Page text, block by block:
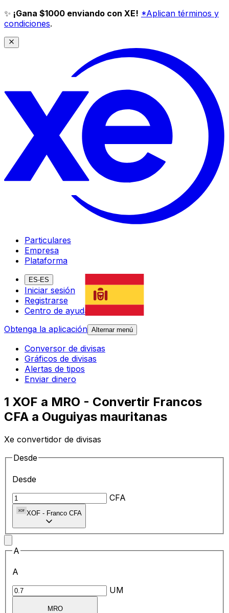
✨ ¡Gana $1000 enviando con XE! *Aplican términos y
condiciones.
Particulares
Empresa
Plataforma
ES-ES
Iniciar sesión
Registrarse
Centro de ayuda
Obtenga la aplicación Alternar menú
Conversor de divisas
Gráficos de divisas
Alertas de tipos
Enviar dinero
1 XOF a MRO - Convertir Francos
CFA a Ouguiyas mauritanas
Xe convertidor de divisas
Desde
Desde
CFA
XOF - Franco CFA
A
A
UM
MRO